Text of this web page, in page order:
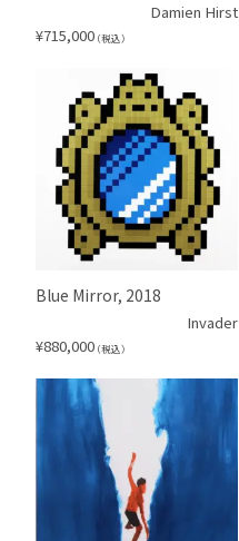
Damien Hirst
¥715,000 （税込）
Blue Mirror, 2018
Invader
¥880,000 （税込）